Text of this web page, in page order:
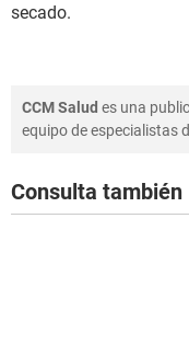
secado.
CCM Salud es una
equipo de especialistas
Consulta también